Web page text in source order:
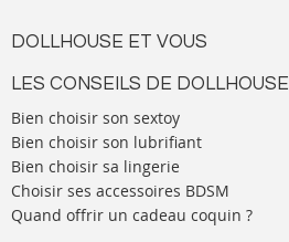
DOLLHOUSE ET VOUS
LES CONSEILS DE DOLLHOUSE
Bien choisir son sextoy
Bien choisir son lubrifiant
Bien choisir sa lingerie
Choisir ses accessoires BDSM
Quand offrir un cadeau coquin ?